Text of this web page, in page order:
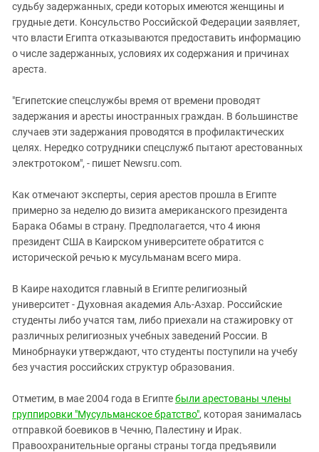
судьбу задержанных, среди которых имеются женщины и
грудные дети. Консульство Российской Федерации заявляет,
что власти Египта отказываются предоставить информацию
о числе задержанных, условиях их содержания и причинах
ареста.
"Египетские спецслужбы время от времени проводят
задержания и аресты иностранных граждан. В большинстве
случаев эти задержания проводятся в профилактических
целях. Нередко сотрудники спецслужб пытают арестованных
электротоком", - пишет Newsru.com.
Как отмечают эксперты, серия арестов прошла в Египте
примерно за неделю до визита американского президента
Барака Обамы в страну. Предполагается, что 4 июня
президент США в Каирском университете обратится с
исторической речью к мусульманам всего мира.
В Каире находится главный в Египте религиозный
университет - Духовная академия Аль-Азхар. Российские
студенты либо учатся там, либо приехали на стажировку от
различных религиозных учебных заведений России. В
Минобрнауки утверждают, что студенты поступили на учебу
без участия российских структур образования.
Отметим, в мае 2004 года в Египтебыли арестованы члены
группировки "Мусульманское братство", которая занималась
отправкой боевиков в Чечню, Палестину и Ирак.
Правоохранительные органы страны тогда предъявили